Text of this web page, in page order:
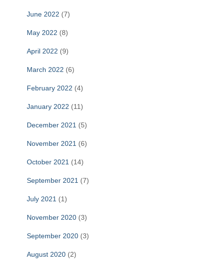
June 2022 (7)
May 2022 (8)
April 2022 (9)
March 2022 (6)
February 2022 (4)
January 2022 (11)
December 2021 (5)
November 2021 (6)
October 2021 (14)
September 2021 (7)
July 2021 (1)
November 2020 (3)
September 2020 (3)
August 2020 (2)